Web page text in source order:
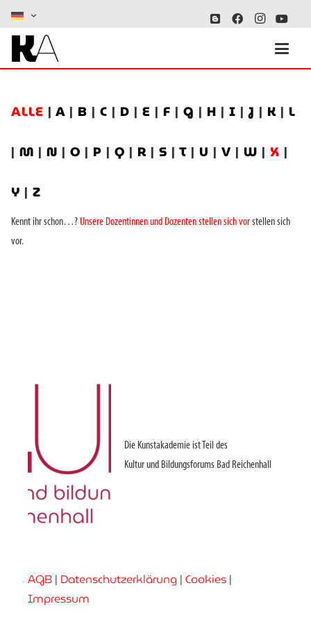
ALLE | A | B | C | D | E | F | G | H | I |J | K | L
| M | N | O | P | Q | R | S | T | U | V | W | X |
Y | Z
Kennt ihr schon…? Unsere Dozentinnen und Dozenten stellen sich vorstellen sich
vor.
Die Kunstakademie ist Teil des
Kultur und Bildungsforums Bad Reichenhall
AGB | Datenschutzerklärung | Cookies |
Impressum